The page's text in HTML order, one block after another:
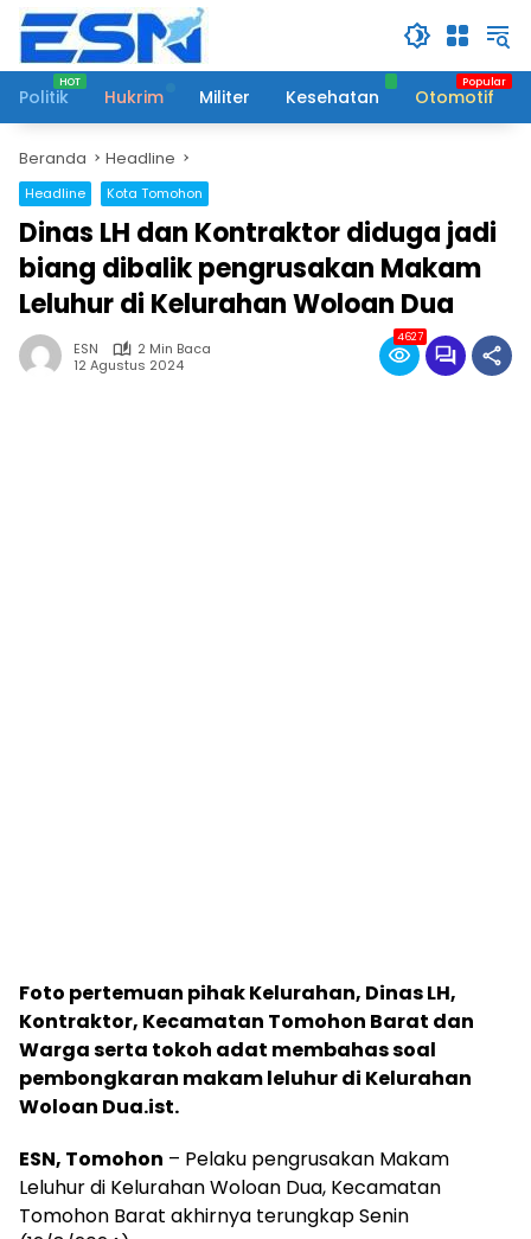
Langsung
konten
Politik
Hukrim Militer Kesehatan Otomotif
Beranda Headline
Headline Kota Tomohon
Dinas LH dan Kontraktor diduga jadi
biang dibalik pengrusakan Makam
Leluhur di Kelurahan Woloan Dua
ESN
2 Min Baca
12 Agustus 2024
4627
Foto pertemuan pihak Kelurahan, Dinas LH,
Kontraktor, Kecamatan Tomohon Barat dan
Warga serta tokoh adat membahas soal
pembongkaran makam leluhur di Kelurahan
Woloan Dua.ist.
ESN, Tomohon – Pelaku pengrusakan Makam
Leluhur di Kelurahan Woloan Dua, Kecamatan
Tomohon Barat akhirnya terungkap Senin